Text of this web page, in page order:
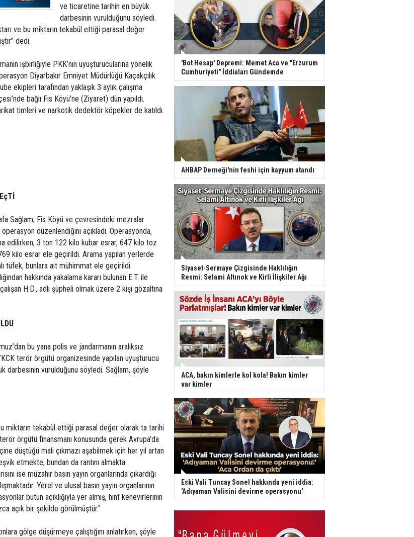
ve ticaretine tarihin en büyük
darbesinin vurulduğunu söyledi.
ve bu miktarın tekabül ettiği parasal değer
dedi.
işbirliğiyle PKK’nın uyuşturucularına yönelik
Diyarbakır Emniyet Müdürlüğü Kaçakçılık
ekipleri tarafından yaklaşık 3 aylık çalışma
bağlı Fis Köyü’ne (Ziyaret) dün yapıldı.
timleri ve narkotik dedektör köpekler de katıldı.
Sağlam, Fis Köyü ve çevresindeki mezralar
düzenlendiğini açıkladı. Operasyonda,
edilirken, 3 ton 122 kilo kubar esrar, 647 kilo toz
kilo esrar ele geçirildi. Arama yapılan yerlerde
tüfek, bunlara ait mühimmat ele geçirildi.
hakkında yakalama kararı bulunan E.T. ile
H.D., adlı şüpheli olmak üzere 2 kişi gözaltına
bu yana polis ve jandarmanın aralıksız
terör örgütü organizesinde yapılan uyuşturucu
darbesinin vurulduğunu söyledi. Sağlam, şöyle
miktarın tekabül ettiği parasal değer olarak ta tarihi
örgütü finansmanı konusunda gerek Avrupa’da
düştüğü mali çıkmazı aşabilmek için her yıl artan
etmekte, bundan da rantını almakta.
ise müzahir basın yayın organlarında çıkardığı
Yerel ve ulusal basın yayın organlarının
bütün açıklığıyla yer almış, hint kenevirlerinin
açık bir şekilde görülmüştür."
gölge düşürmeye çalıştığını anlatırken, şöyle
'Bot Hesap' Depremi: Memet Aca ve "Erzurum
Cumhuriyeti" İddiaları Gündemde
AHBAP Derneği'nin feshi için kayyum atandı
Siyaset-Sermaye Çizgisinde Haklılığın
Resmi: Selami Altınok ve Kirli İlişkiler Ağı
ACA, bakın kimlerle kol kola! Bakın kimler
var kimler
Eski Vali Tuncay Sonel hakkında yeni iddia:
'Adıyaman Valisini devirme operasyonu'